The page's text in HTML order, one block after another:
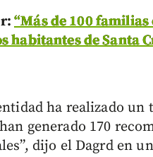
“Más de 100
habitantes de Santa
ha realizado un
generado 170
dijo el Dagrd en